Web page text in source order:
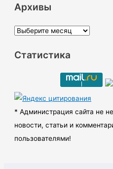
Архивы
А
х
ы
Статистика
* Администрация сайта не
новости, статьи и
пользователями!